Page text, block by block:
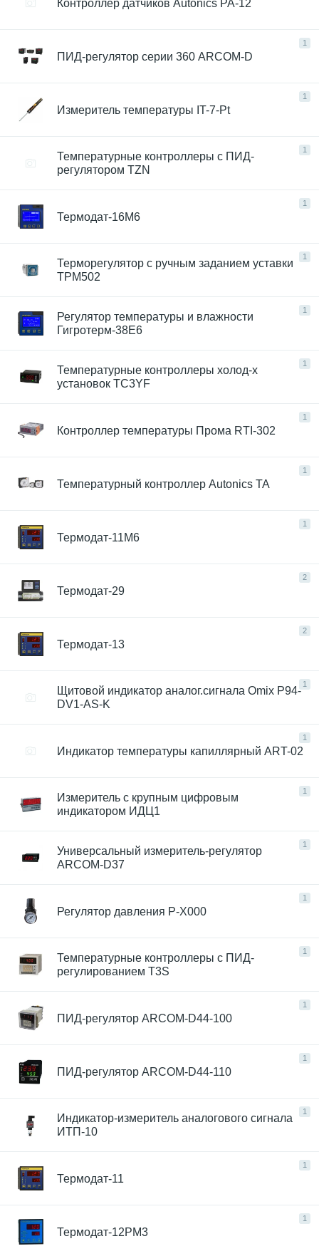
Контроллер датчиков Autonics PA-12
1
ПИД-регулятор серии 360 ARCOM-D
1
Измеритель температуры IT-7-Pt
1
Температурные контроллеры с ПИД-
регулятором TZN
1
Термодат-16М6
1
Терморегулятор с ручным заданием уставки
ТРМ502
1
Регулятор температуры и влажности
Гигротерм-38Е6
1
Температурные контроллеры холод-х
установок TC3YF
1
Контроллер температуры Прома RTI-302
1
Температурный контроллер Autonics TA
1
Термодат-11M6
2
Термодат-29
2
Термодат-13
1
Щитовой индикатор аналог.сигнала Omix P94-
DV1-AS-K
1
Индикатор температуры капиллярный ART-02
1
Измеритель с крупным цифровым
индикатором ИДЦ1
1
Универсальный измеритель-регулятор
ARCOM-D37
1
Регулятор давления Р-Х000
1
Температурные контроллеры с ПИД-
регулированием T3S
1
ПИД-регулятор ARCOM-D44-100
1
ПИД-регулятор ARCOM-D44-110
1
Индикатор-измеритель аналогового сигнала
ИТП-10
1
Термодат-11
1
Термодат-12РМ3